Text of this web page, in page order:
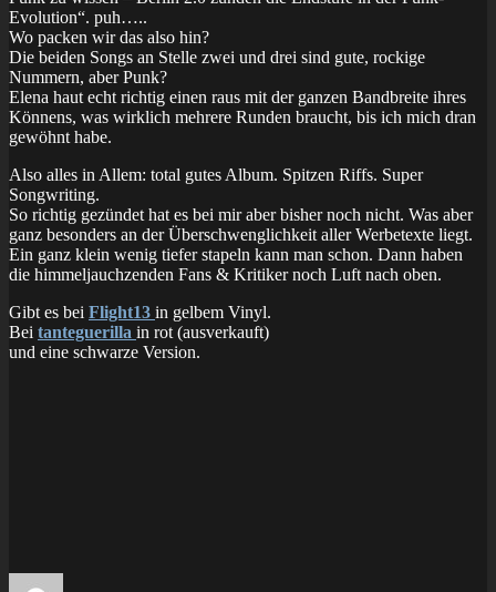
Evolution“. puh…..
Wo packen wir das also hin?
Die beiden Songs an Stelle zwei und drei sind gute, rockige
Nummern, aber Punk?
Elena haut echt richtig einen raus mit der ganzen Bandbreite ihres
Könnens, was wirklich mehrere Runden braucht, bis ich mich dran
gewöhnt habe.
Also alles in Allem: total gutes Album. Spitzen Riffs. Super
Songwriting.
So richtig gezündet hat es bei mir aber bisher noch nicht. Was aber
ganz besonders an der Überschwenglichkeit aller Werbetexte liegt.
Ein ganz klein wenig tiefer stapeln kann man schon. Dann haben
die himmeljauchzenden Fans & Kritiker noch Luft nach oben.
Gibt es bei Flight13 in gelbem Vinyl.
Bei tanteguerilla in rot (ausverkauft)
und eine schwarze Version.